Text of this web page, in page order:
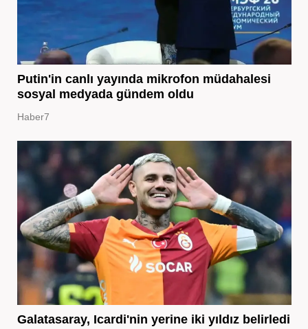
Putin'in canlı yayında mikrofon müdahalesi
sosyal medyada gündem oldu
Haber7
Galatasaray, Icardi'nin yerine iki yıldız belirledi